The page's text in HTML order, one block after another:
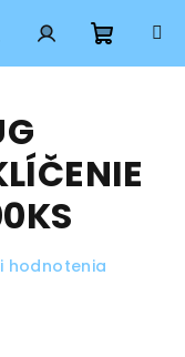
Prihlásenie
hodnotenia